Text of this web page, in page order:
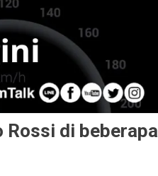
Rossi di beberapa